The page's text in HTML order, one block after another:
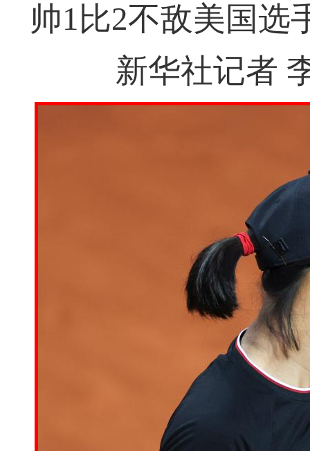
帅1比2不敌美国选
新华社记者